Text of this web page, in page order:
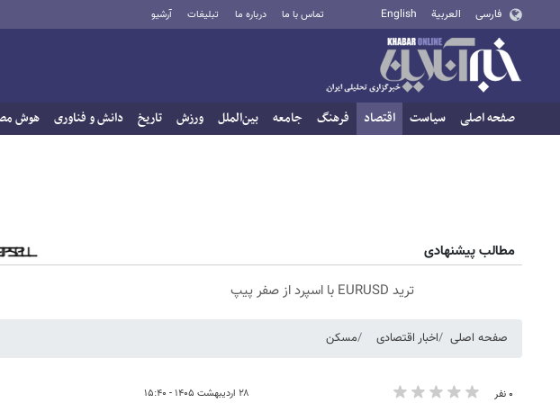
فارسی العربية English تماس با ما درباره ما تبلیغات آرشیو
صفحه اصلی سیاست اقتصاد فرهنگ جامعه بین‌الملل ورزش تاریخ دانش و فناوری هوش
مطالب پیشنهادی
ترید EURUSD با اسپرد از صفر پیپ
صفحه اصلی اخبار اقتصادی مسکن
۰ نفر ۲۸ اردیبهشت ۱۴۰۵ - ۱۵:۴۰